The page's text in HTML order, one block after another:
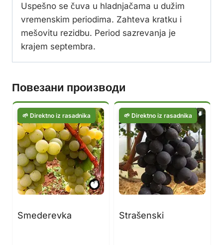
Uspešno se čuva u hladnjačama u dužim
vremenskim periodima. Zahteva kratku i
mešovitu rezidbu. Period sazrevanja je
krajem septembra.
Повезани производи
Smederevka Strašenski